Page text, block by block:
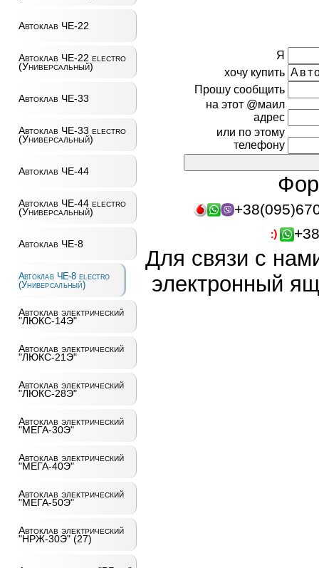
Автоклав ЧЕ-22
Автоклав ЧЕ-22 electro
(Универсальный)
Автоклав ЧЕ-33
Автоклав ЧЕ-33 electro
(Универсальный)
Автоклав ЧЕ-44
Автоклав ЧЕ-44 electro
(Универсальный)
Автоклав ЧЕ-8
Автоклав ЧЕ-8 electro
(Универсальный)
Автоклав электрический
"ЛЮКС-14Э"
Автоклав электрический
"ЛЮКС-21Э"
Автоклав электрический
"ЛЮКС-28Э"
Автоклав электрический
"МЕГА-30Э"
Автоклав электрический
"МЕГА-40Э"
Автоклав электрический
"МЕГА-50Э"
Автоклав электрический
"НРЖ-30Э" (27)
Я
хочу купить
Прошу сообщить
на этот @маил
адрес
или по этому
телефону
Для связи с
электронный